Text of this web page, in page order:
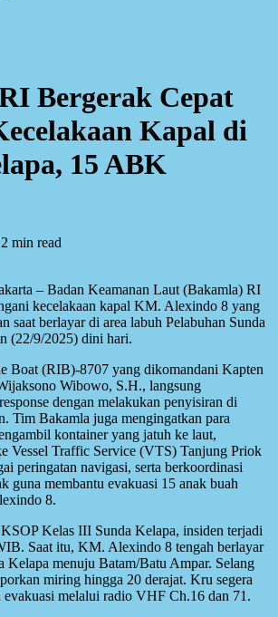
Bergerak Cepat
Kapal di
15 ABK
2 min read
– Badan Keamanan Laut (Bakamla) RI
kecelakaan kapal KM. Alexindo 8 yang
saat berlayar di area labuh Pelabuhan Sunda
(22/9/2025) dini hari.
Boat (RIB)-8707 yang dikomandani Kapten
Wibowo, S.H., langsung
dengan melakukan penyisiran di
Tim Bakamla juga mengingatkan para
kontainer yang jatuh ke laut,
Vessel Traffic Service (VTS) Tanjung Priok
peringatan navigasi, serta berkoordinasi
guna membantu evakuasi 15 anak buah
8.
Kelas III Sunda Kelapa, insiden terjadi
Saat itu, KM. Alexindo 8 tengah berlayar
Kelapa menuju Batam/Batu Ampar. Selang
miring hingga 20 derajat. Kru segera
evakuasi melalui radio VHF Ch.16 dan 71.